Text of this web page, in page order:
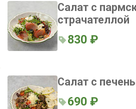
Салат с
страчателлой
830 ₽
Салат с
690 ₽